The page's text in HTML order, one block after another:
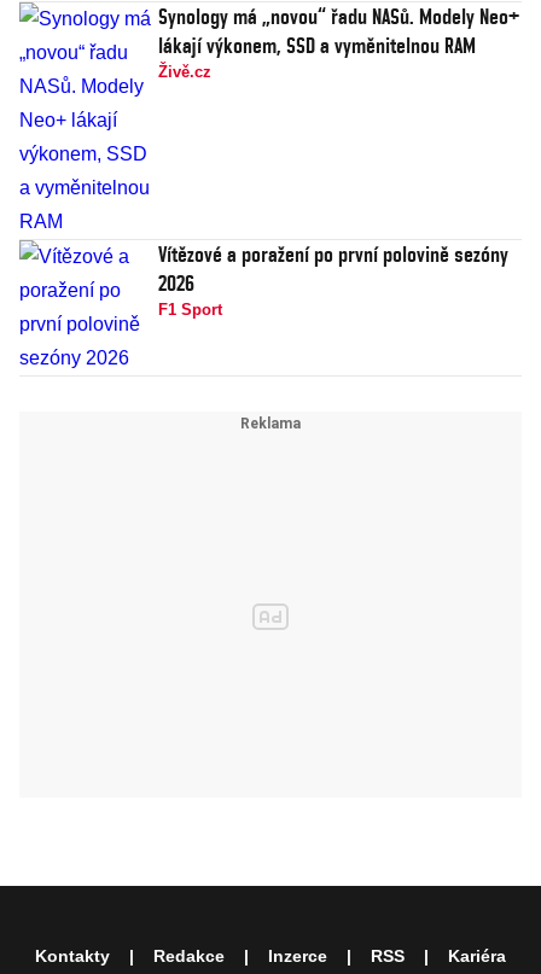
Synology má „novou“ řadu NASů. Modely Neo+
lákají výkonem, SSD a vyměnitelnou RAM
Živě.cz
Vítězové a poražení po první polovině sezóny
2026
F1 Sport
Kontakty Redakce Inzerce RSS Kariéra